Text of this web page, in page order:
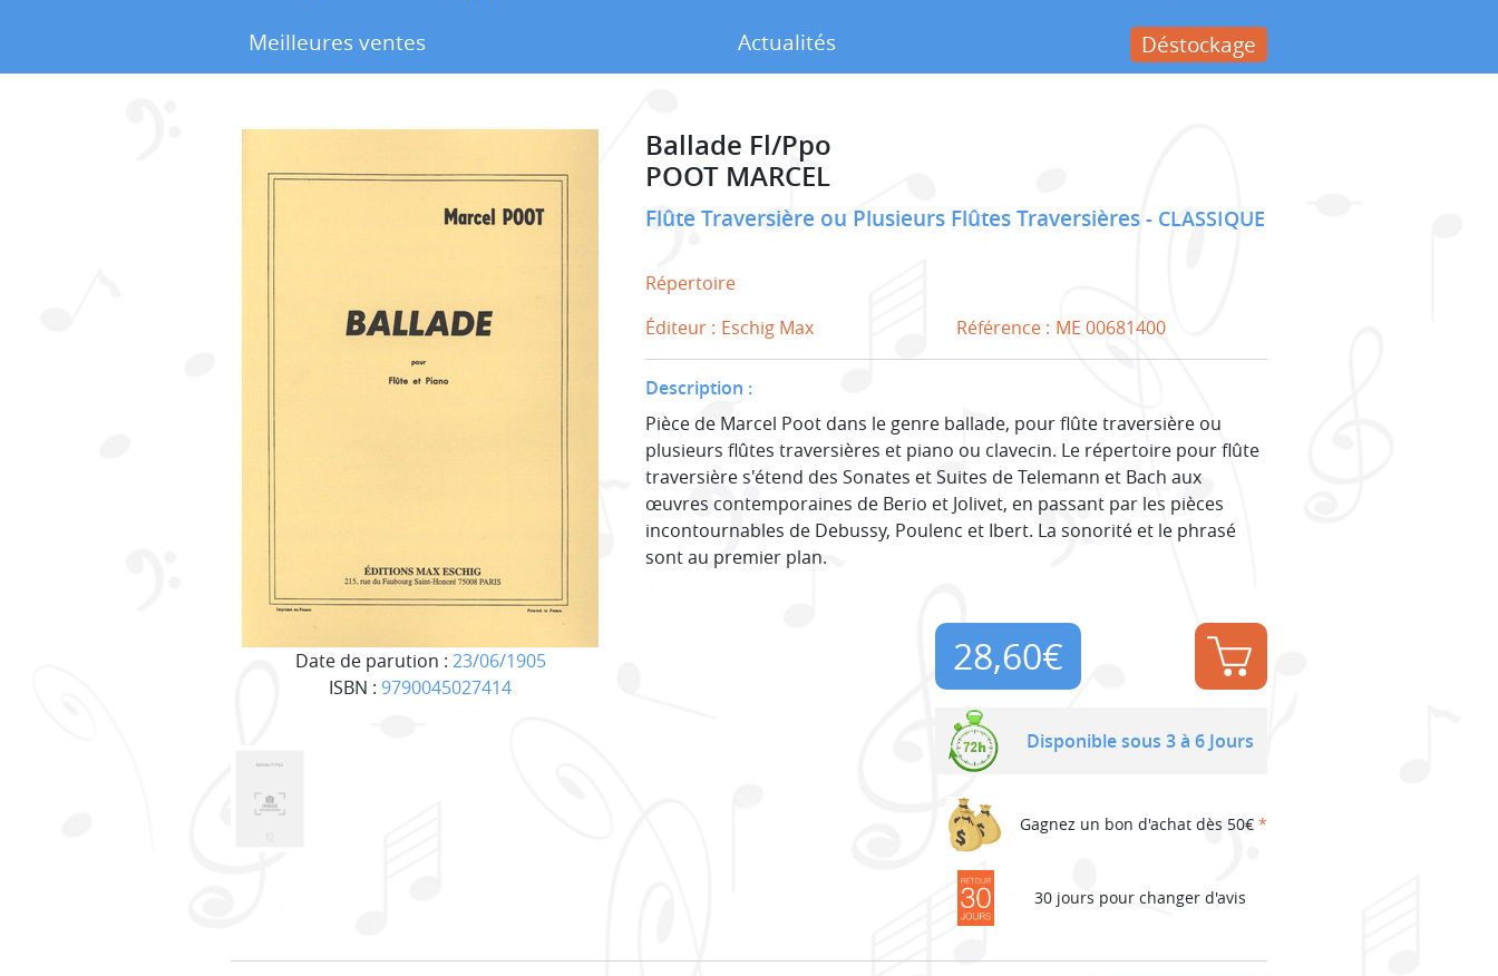
Meilleures ventes
Actualités Déstockage
Date de parution : 23/06/1905
ISBN : 9790045027414
Ballade Fl/Ppo
POOT MARCEL
Flûte Traversière ou Plusieurs Flûtes Traversières CLASSIQUE
Répertoire
Éditeur : Eschig Max Référence : ME 00681400
Description :
Pièce de Marcel Poot dans le genre ballade, pour flûte traversière ou
plusieurs flûtes traversières et piano ou clavecin. Le répertoire pour flûte
traversière s'étend des Sonates et Suites de Telemann et Bach aux
œuvres contemporaines de Berio et Jolivet, en passant par les pièces
incontournables de Debussy, Poulenc et Ibert. La sonorité et le phrasé
sont au premier plan.
28,60€
Disponible sous 3 à 6 Jours
Gagnez un bon d'achat dès 50€ *
30 jours pour changer d'avis